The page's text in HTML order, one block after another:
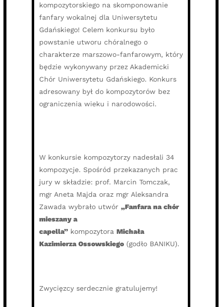
kompozytorskiego na skomponowanie
fanfary wokalnej dla Uniwersytetu
Gdańskiego! Celem konkursu było
powstanie utworu chóralnego o
charakterze marszowo-fanfarowym, który
będzie wykonywany przez Akademicki
Chór Uniwersytetu Gdańskiego. Konkurs
adresowany był do kompozytorów bez
ograniczenia wieku i narodowości.
W konkursie kompozytorzy nadesłali 34
kompozycje. Spośród przekazanych prac
jury w składzie: prof. Marcin Tomczak,
mgr Aneta Majda oraz mgr Aleksandra
Zawada wybrało utwór „Fanfara na chór
mieszany a
capella” kompozytora Michała
Kazimierza Ossowskiego (godło BANIKU).
Zwycięzcy serdecznie gratulujemy!